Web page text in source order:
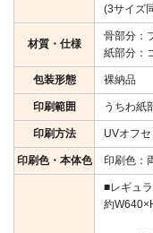
(3サイズ
材質・仕様
骨部分：
紙部分：
包装形態 裸納品
印刷範囲 うちわ紙
印刷方法 UVオフ
印刷色・本体色 印刷色：
■レギュ
約